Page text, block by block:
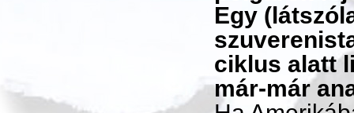
Egy
ciklus alatt
már-már